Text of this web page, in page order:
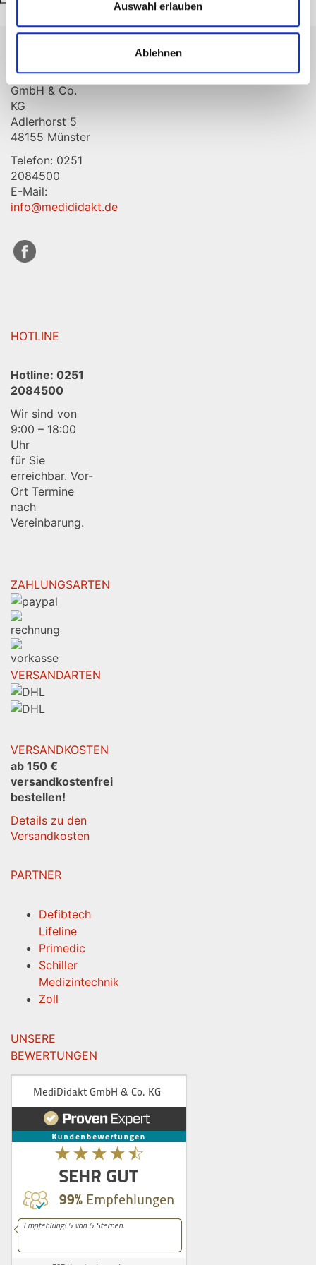
Auswahl erlauben
Ablehnen
nach:
MediDidakt
GmbH & Co.
KG
Adlerhorst 5
48155 Münster
Telefon: 0251
2084500
E-Mail:
info@medididakt.de
HOTLINE
Hotline: 0251
2084500
Wir sind von
9:00 – 18:00
Uhr
für Sie
erreichbar. Vor-
Ort Termine
nach
Vereinbarung.
ZAHLUNGSARTEN
VERSANDARTEN
VERSANDKOSTEN
ab 150 €
versandkostenfrei
bestellen!
Details zu den
Versandkosten
PARTNER
Defibtech
Lifeline
Primedic
Schiller
Medizintechnik
Zoll
UNSERE
BEWERTUNGEN